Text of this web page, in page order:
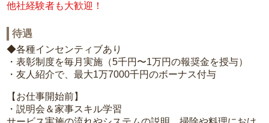
他社経験者も大歓迎！
待遇
◆各種インセンティブあり
・表彰制度を毎月実施（5千円〜1万円の報奨金を授与）
・友人紹介で、最大1万7000千円のボーナス付与
【お仕事開始前】
・説明会＆家事スキル学習